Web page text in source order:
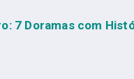
7 Doramas com